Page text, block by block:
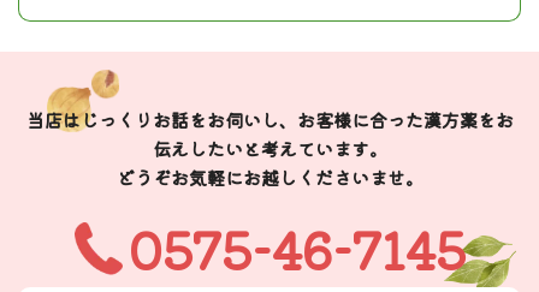
当店はじっくりお話をお伺いし、お客様に合った漢方薬をお
伝えしたいと考えています。
どうぞお気軽にお越しくださいませ。
0575-46-7145